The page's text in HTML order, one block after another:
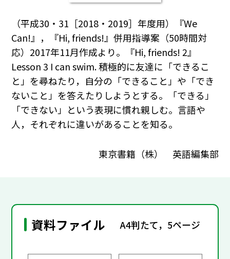
（平成30・31［2018・2019］年度用）『We
Can!』，『Hi, friends!』併用指導案（50時間対
応）2017年11月作成より。『Hi, friends! 2』
Lesson 3 I can swim. 積極的に友達に「できるこ
と」を尋ねたり，自分の「できること」や「でき
ないこと」を答えたりしようとする。「できる」
「できない」という表現に慣れ親しむ。言語や
人，それぞれに違いがあることを知る。
東京書籍（株） 英語編集部
資料ファイル A4判たて，5ページ